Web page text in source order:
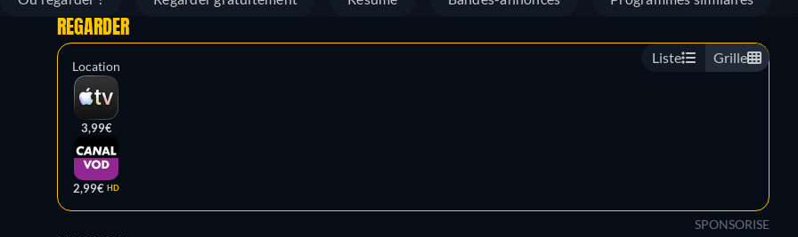
Liste Grille
REGARDER
Location
3,99€
2,99€ HD
SPONSORISE